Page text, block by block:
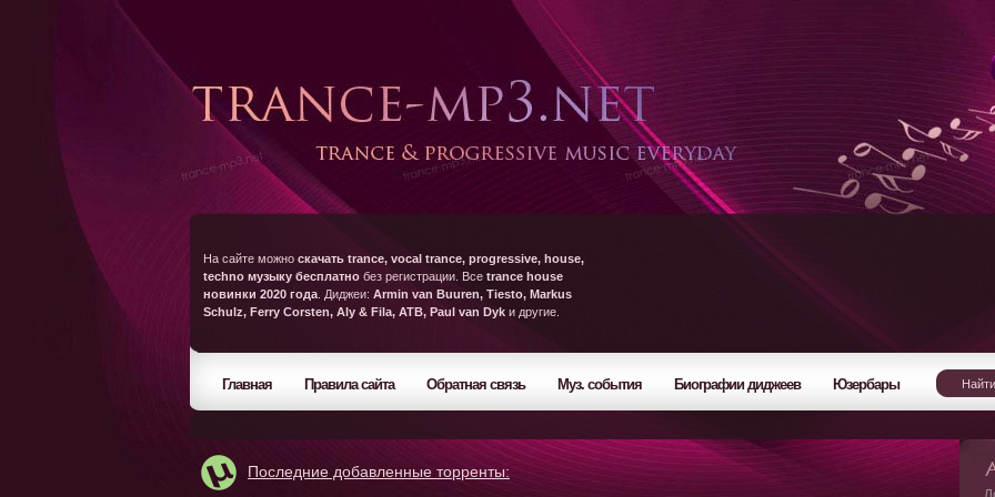
На сайте можно скачать trance, vocal trance, progressive, house,
techno музыку бесплатно без регистрации. Все trance house
новинки 2020 года . Диджеи: Armin van Buuren, Tiesto, Markus
Schulz, Ferry Corsten, Aly & Fila, ATB, Paul van Dyk и другие.
Главная Правила сайта Обратная связь Муз. события Биографии диджеев Юзербары
Последние добавленные торренты: